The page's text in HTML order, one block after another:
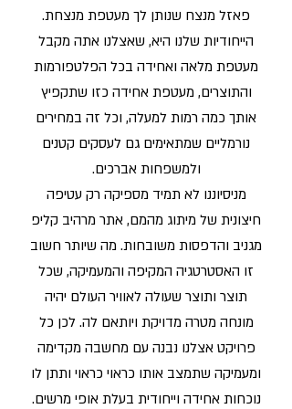
פאזל מנצח שנותן לך מעטפת מנצחת.
הייחודיות שלנו היא, שאצלנו אתה מקבל
מעטפת מלאה ואחידה בכל הפלטפורמות
והתוצרים, מעטפת אחידה כזו שתקפיץ
אותך כמה רמות למעלה, וכל זה במחירים
נורמליים שמתאימים גם לעסקים קטנים
ולמשפחות אברכים.
מניסיוננו לא תמיד מספיקה רק עטיפה
חיצונית של מיתוג מהמם, אתר מרהיב קליפ
מגניב והדפסות משובחות. מה שיותר חשוב
זו האסטרטגיה המקיפה והמעמיקה, שכל
תוצר ותוצר שעולה לאוויר העולם יהיה
מונחה מטרה מדויקת ויותאם לה. לכן כל
פרויקט אצלנו נבנה עם מחשבה מקדימה
ומעמיקה שתמצב אותו כראוי כראוי ותתן לו
נוכחות אחידה וייחודית בעלת אופי מרשים.